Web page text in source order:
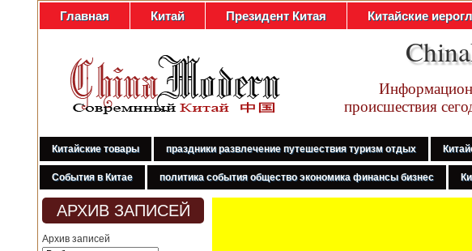
Главная Китай Президент Китая Китайские
происшествия
Китайские товары праздники развлечение путешествия туризм отдых
События в Китае политика события общество экономика финансы бизнес
АРХИВ ЗАПИСЕЙ
Архив записей